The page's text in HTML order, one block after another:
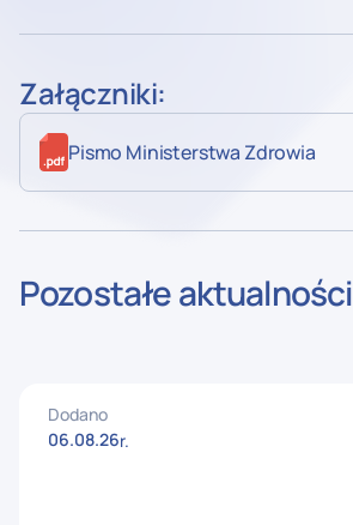
Załączniki:
Pismo Ministerstwa Zdrowia
Pozostałe aktualności
Dodano
06.08.26r.